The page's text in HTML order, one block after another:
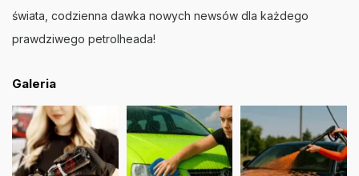
świata, codzienna dawka nowych newsów dla każdego
prawdziwego petrolheada!
Galeria